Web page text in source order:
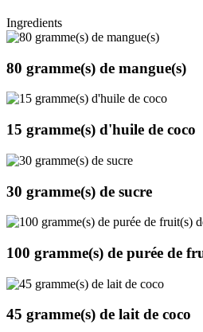
Ingredients
80 gramme(s) de mangue(s)
15 gramme(s) d'huile de coco
30 gramme(s) de sucre
100 gramme(s) de purée de
45 gramme(s) de lait de coco